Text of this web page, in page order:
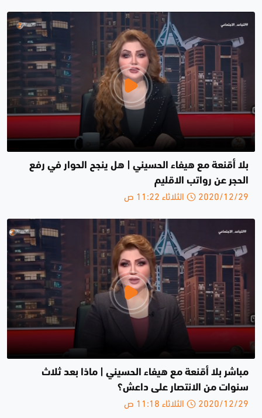
بلا أقنعة مع هيفاء الحسيني | هل ينجح الحوار في رفع
الحجر عن رواتب الاقليم
2020/12/29 الثلاثاء 11:22 ص
مباشر بلا أقنعة مع هيفاء الحسيني | ماذا بعد ثلاث
سنوات من الانتصار على داعش؟
2020/12/29 الثلاثاء 11:18 ص